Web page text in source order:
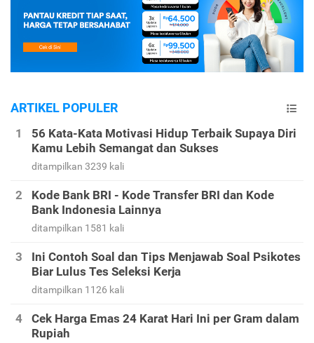
ARTIKEL POPULER
56 Kata-Kata Motivasi Hidup Terbaik Supaya Diri
Kamu Lebih Semangat dan Sukses
ditampilkan 3239 kali
Kode Bank BRI - Kode Transfer BRI dan Kode
Bank Indonesia Lainnya
ditampilkan 1581 kali
Ini Contoh Soal dan Tips Menjawab Soal Psikotes
Biar Lulus Tes Seleksi Kerja
ditampilkan 1126 kali
Cek Harga Emas 24 Karat Hari Ini per Gram dalam
Rupiah